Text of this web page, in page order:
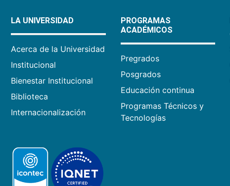
LA UNIVERSIDAD
Acerca de la Universidad
Institucional
Bienestar Institucional
Biblioteca
Internacionalización
PROGRAMAS
ACADÉMICOS
Pregrados
Posgrados
Educación continua
Programas Técnicos y
Tecnologías